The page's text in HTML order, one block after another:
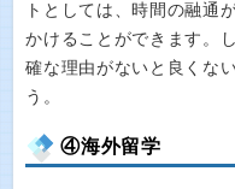
トとしては、時間の融通
かけることができます。
確な理由がないと良くな
う。
④海外留学